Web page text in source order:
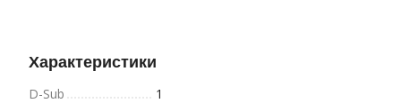
Характеристики
D-Sub
1